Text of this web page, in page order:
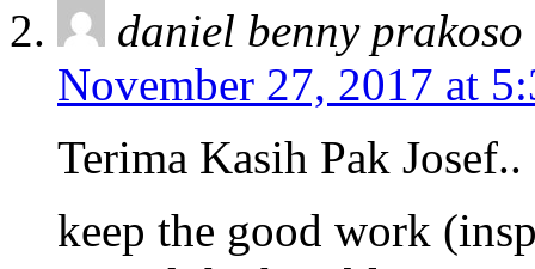
daniel benny prakoso
November 27, 2017 at
Terima Kasih Pak Josef..
keep the good work